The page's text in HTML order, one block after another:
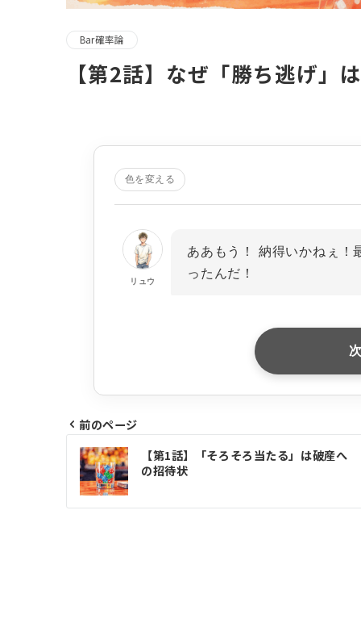
Bar確率論
【第2話】なぜ「勝ち逃げ」
色を変える
リュウ
ああもう！ 納得いかねぇ！
ったんだ！
投
稿
ナ
前のページ
【第1話】「そろそろ当たる」は破産へ
の招待状